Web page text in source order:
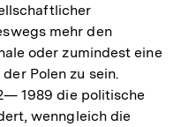
mehr den
oder zumindest eine
Polen zu sein.
1989 die politische
wenngleich die